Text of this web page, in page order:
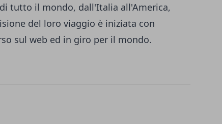
tutto il mondo, dall'Italia all'America,
del loro viaggio è iniziata con
sul web ed in giro per il mondo.